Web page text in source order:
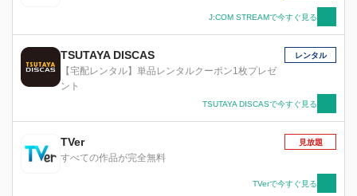
J:COM STREAMで今すぐ見る
TSUTAYA DISCAS
【宅配レンタル】単品レンタルクーポン1枚プレゼ
ント
レンタル
TSUTAYA DISCASで今すぐ見る
TVer
すべての作品が完全無料
見放題
TVerで今すぐ見る